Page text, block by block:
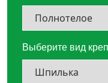
Дюбельная
Кабельный крепеж
Выберите вид